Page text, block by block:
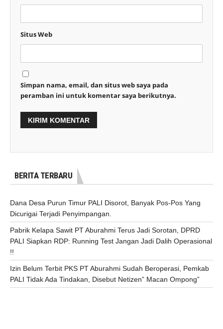
Situs Web
Simpan nama, email, dan situs web saya pada
peramban ini untuk komentar saya berikutnya.
BERITA TERBARU
Dana Desa Purun Timur PALI Disorot, Banyak Pos-Pos Yang
Dicurigai Terjadi Penyimpangan.
Pabrik Kelapa Sawit PT Aburahmi Terus Jadi Sorotan, DPRD
PALI Siapkan RDP: Running Test Jangan Jadi Dalih Operasional
!!
Izin Belum Terbit PKS PT Aburahmi Sudah Beroperasi, Pemkab
PALI Tidak Ada Tindakan, Disebut Netizen” Macan Ompong”